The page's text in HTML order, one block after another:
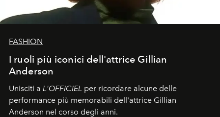
FASHION
I ruoli più iconici dell'attrice Gillian
Anderson
Unisciti a L'OFFICIEL per ricordare alcune delle
performance più memorabili dell'attrice Gillian
Anderson nel corso degli anni.